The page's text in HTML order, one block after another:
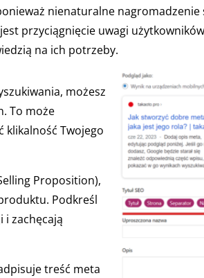
nienaturalne nagromadzenie
przyciągnięcie uwagi
na ich potrzeby.
możesz
To może
klikalność Twojego
Proposition),
Podkreśl
i zachęcają
treść meta